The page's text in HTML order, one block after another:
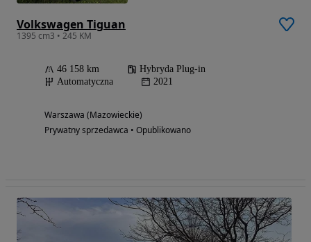
Volkswagen Tiguan
1395 cm3 • 245 KM
46 158 km
Hybryda Plug-in
Automatyczna
2021
Warszawa (Mazowieckie)
Prywatny sprzedawca • Opublikowano